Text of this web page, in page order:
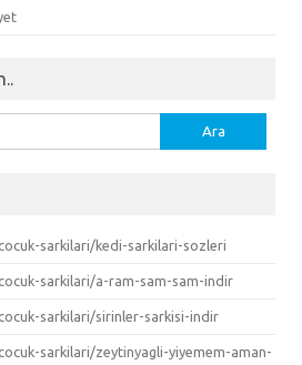
sarkilari/kedi-sarkilari-sozleri
sarkilari/a-ram-sam-sam-indir
sarkilari/sirinler-sarkisi-indir
sarkilari/zeytinyagli-yiyemem-aman-